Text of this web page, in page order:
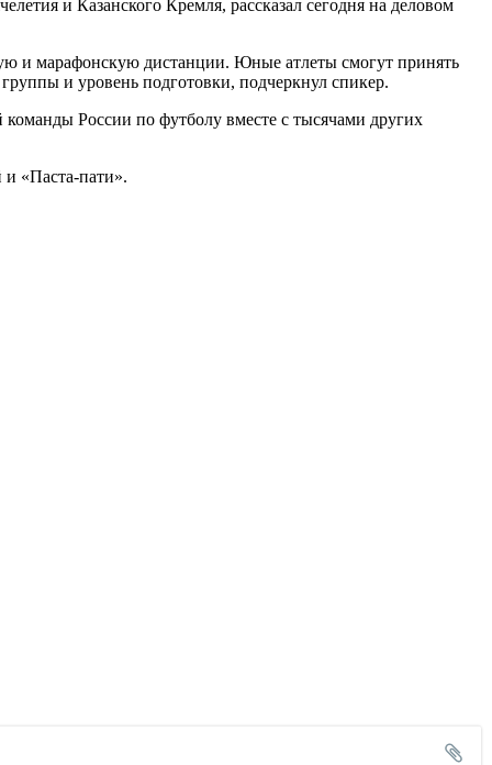
и Казанского Кремля, рассказал сегодня на деловом
и марафонскую дистанции. Юные атлеты смогут принять
и уровень подготовки, подчеркнул спикер.
России по футболу вместе с тысячами других
«Паста-пати».